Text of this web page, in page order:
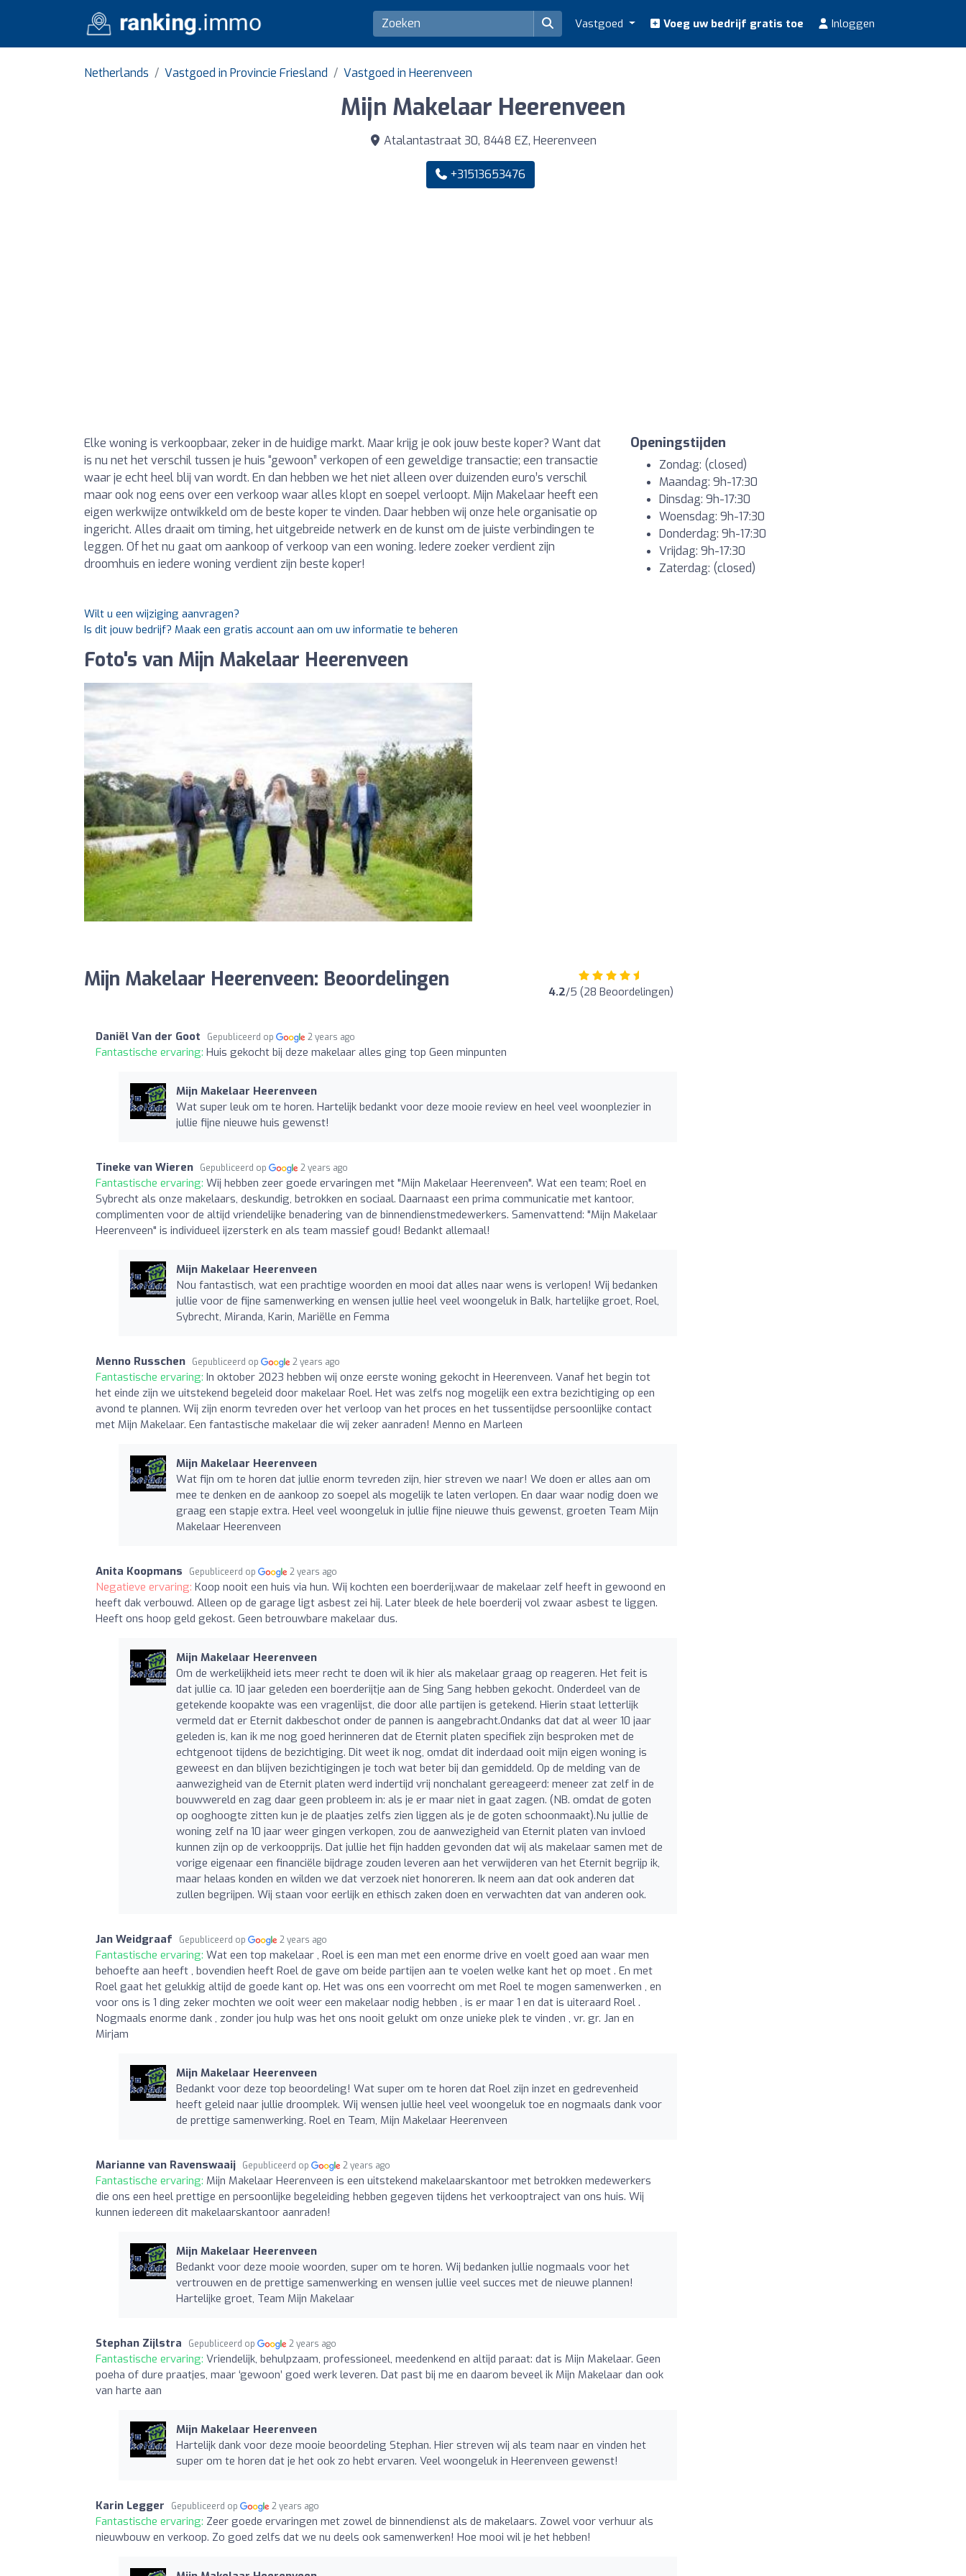
Vastgoed Voeg uw bedrijf gratis toe Inloggen
Netherlands Vastgoed in Provincie Friesland Vastgoed in Heerenveen
Mijn Makelaar Heerenveen
Atalantastraat 30, 8448 EZ, Heerenveen
+31513653476
Elke woning is verkoopbaar, zeker in de huidige markt. Maar krijg je ook jouw beste koper? Want dat
is nu net het verschil tussen je huis “gewoon” verkopen of een geweldige transactie; een transactie
waar je echt heel blij van wordt. En dan hebben we het niet alleen over duizenden euro’s verschil
maar ook nog eens over een verkoop waar alles klopt en soepel verloopt. Mijn Makelaar heeft een
eigen werkwijze ontwikkeld om de beste koper te vinden. Daar hebben wij onze hele organisatie op
ingericht. Alles draait om timing, het uitgebreide netwerk en de kunst om de juiste verbindingen te
leggen. Of het nu gaat om aankoop of verkoop van een woning. Iedere zoeker verdient zijn
droomhuis en iedere woning verdient zijn beste koper!
Openingstijden
Zondag: (closed)
Maandag: 9h-17:30
Dinsdag: 9h-17:30
Woensdag: 9h-17:30
Donderdag: 9h-17:30
Vrijdag: 9h-17:30
Zaterdag: (closed)
Wilt u een wijziging aanvragen?
Is dit jouw bedrijf? Maak een gratis account aan om uw informatie te beheren
Foto's van Mijn Makelaar Heerenveen
Mijn Makelaar Heerenveen: Beoordelingen 4.2/5 (28 Beoordelingen)
Daniël Van der Goot Gepubliceerd op 2 years ago
Fantastische ervaring: Huis gekocht bij deze makelaar alles ging top Geen minpunten
Mijn Makelaar Heerenveen
Wat super leuk om te horen. Hartelijk bedankt voor deze mooie review en heel veel woonplezier in
jullie fijne nieuwe huis gewenst!
Tineke van Wieren Gepubliceerd op 2 years ago
Fantastische ervaring: Wij hebben zeer goede ervaringen met "Mijn Makelaar Heerenveen". Wat een team; Roel en
Sybrecht als onze makelaars, deskundig, betrokken en sociaal. Daarnaast een prima communicatie met kantoor,
complimenten voor de altijd vriendelijke benadering van de binnendienstmedewerkers. Samenvattend: "Mijn Makelaar
Heerenveen" is individueel ijzersterk en als team massief goud! Bedankt allemaal!
Mijn Makelaar Heerenveen
Nou fantastisch, wat een prachtige woorden en mooi dat alles naar wens is verlopen! Wij bedanken
jullie voor de fijne samenwerking en wensen jullie heel veel woongeluk in Balk, hartelijke groet, Roel,
Sybrecht, Miranda, Karin, Mariëlle en Femma
Menno Russchen Gepubliceerd op 2 years ago
Fantastische ervaring: In oktober 2023 hebben wij onze eerste woning gekocht in Heerenveen. Vanaf het begin tot
het einde zijn we uitstekend begeleid door makelaar Roel. Het was zelfs nog mogelijk een extra bezichtiging op een
avond te plannen. Wij zijn enorm tevreden over het verloop van het proces en het tussentijdse persoonlijke contact
met Mijn Makelaar. Een fantastische makelaar die wij zeker aanraden! Menno en Marleen
Mijn Makelaar Heerenveen
Wat fijn om te horen dat jullie enorm tevreden zijn, hier streven we naar! We doen er alles aan om
mee te denken en de aankoop zo soepel als mogelijk te laten verlopen. En daar waar nodig doen we
graag een stapje extra. Heel veel woongeluk in jullie fijne nieuwe thuis gewenst, groeten Team Mijn
Makelaar Heerenveen
Anita Koopmans Gepubliceerd op 2 years ago
Negatieve ervaring: Koop nooit een huis via hun. Wij kochten een boerderij,waar de makelaar zelf heeft in gewoond en
heeft dak verbouwd. Alleen op de garage ligt asbest zei hij. Later bleek de hele boerderij vol zwaar asbest te liggen.
Heeft ons hoop geld gekost. Geen betrouwbare makelaar dus.
Mijn Makelaar Heerenveen
Om de werkelijkheid iets meer recht te doen wil ik hier als makelaar graag op reageren. Het feit is
dat jullie ca. 10 jaar geleden een boerderijtje aan de Sing Sang hebben gekocht. Onderdeel van de
getekende koopakte was een vragenlijst, die door alle partijen is getekend. Hierin staat letterlijk
vermeld dat er Eternit dakbeschot onder de pannen is aangebracht.Ondanks dat dat al weer 10 jaar
geleden is, kan ik me nog goed herinneren dat de Eternit platen specifiek zijn besproken met de
echtgenoot tijdens de bezichtiging. Dit weet ik nog, omdat dit inderdaad ooit mijn eigen woning is
geweest en dan blijven bezichtigingen je toch wat beter bij dan gemiddeld. Op de melding van de
aanwezigheid van de Eternit platen werd indertijd vrij nonchalant gereageerd: meneer zat zelf in de
bouwwereld en zag daar geen probleem in: als je er maar niet in gaat zagen. (NB. omdat de goten
op ooghoogte zitten kun je de plaatjes zelfs zien liggen als je de goten schoonmaakt).Nu jullie de
woning zelf na 10 jaar weer gingen verkopen, zou de aanwezigheid van Eternit platen van invloed
kunnen zijn op de verkoopprijs. Dat jullie het fijn hadden gevonden dat wij als makelaar samen met de
vorige eigenaar een financiële bijdrage zouden leveren aan het verwijderen van het Eternit begrijp ik,
maar helaas konden en wilden we dat verzoek niet honoreren. Ik neem aan dat ook anderen dat
zullen begrijpen. Wij staan voor eerlijk en ethisch zaken doen en verwachten dat van anderen ook.
Jan Weidgraaf Gepubliceerd op 2 years ago
Fantastische ervaring: Wat een top makelaar , Roel is een man met een enorme drive en voelt goed aan waar men
behoefte aan heeft , bovendien heeft Roel de gave om beide partijen aan te voelen welke kant het op moet . En met
Roel gaat het gelukkig altijd de goede kant op. Het was ons een voorrecht om met Roel te mogen samenwerken , en
voor ons is 1 ding zeker mochten we ooit weer een makelaar nodig hebben , is er maar 1 en dat is uiteraard Roel .
Nogmaals enorme dank , zonder jou hulp was het ons nooit gelukt om onze unieke plek te vinden , vr. gr. Jan en
Mirjam
Mijn Makelaar Heerenveen
Bedankt voor deze top beoordeling! Wat super om te horen dat Roel zijn inzet en gedrevenheid
heeft geleid naar jullie droomplek. Wij wensen jullie heel veel woongeluk toe en nogmaals dank voor
de prettige samenwerking. Roel en Team, Mijn Makelaar Heerenveen
Marianne van Ravenswaaij Gepubliceerd op 2 years ago
Fantastische ervaring: Mijn Makelaar Heerenveen is een uitstekend makelaarskantoor met betrokken medewerkers
die ons een heel prettige en persoonlijke begeleiding hebben gegeven tijdens het verkooptraject van ons huis. Wij
kunnen iedereen dit makelaarskantoor aanraden!
Mijn Makelaar Heerenveen
Bedankt voor deze mooie woorden, super om te horen. Wij bedanken jullie nogmaals voor het
vertrouwen en de prettige samenwerking en wensen jullie veel succes met de nieuwe plannen!
Hartelijke groet, Team Mijn Makelaar
Stephan Zijlstra Gepubliceerd op 2 years ago
Fantastische ervaring: Vriendelijk, behulpzaam, professioneel, meedenkend en altijd paraat: dat is Mijn Makelaar. Geen
poeha of dure praatjes, maar ‘gewoon’ goed werk leveren. Dat past bij me en daarom beveel ik Mijn Makelaar dan ook
van harte aan
Mijn Makelaar Heerenveen
Hartelijk dank voor deze mooie beoordeling Stephan. Hier streven wij als team naar en vinden het
super om te horen dat je het ook zo hebt ervaren. Veel woongeluk in Heerenveen gewenst!
Karin Legger Gepubliceerd op 2 years ago
Fantastische ervaring: Zeer goede ervaringen met zowel de binnendienst als de makelaars. Zowel voor verhuur als
nieuwbouw en verkoop. Zo goed zelfs dat we nu deels ook samenwerken! Hoe mooi wil je het hebben!